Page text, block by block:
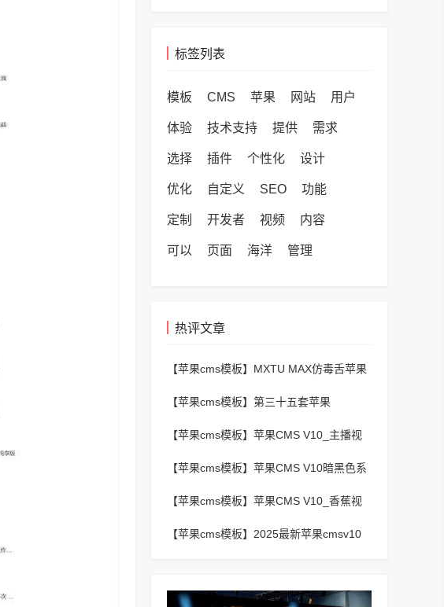
标签列表
模板 CMS 苹果 网站 用户
体验 技术支持 提供 需求
选择 插件 个性化 设计
优化 自定义 SEO 功能
定制 开发者 视频 内容
可以 页面 海洋 管理
热评文章
【苹果cms模板】 MXTU MAX仿毒舌苹果
【苹果cms模板】 第三十五套苹果
【苹果cms模板】 苹果CMS V10_主播视
测源码 有演示
【苹果cms模板】 苹果CMS V10暗黑色系
【苹果cms模板】 苹果CMS V10_香蕉视
【苹果cms模板】 2025最新苹果cmsv10